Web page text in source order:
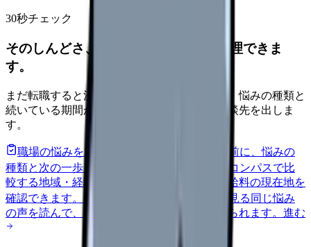
30秒チェック
そのしんどさ、転職すべきサインか整理できま
す。
まだ転職すると決めていなくても大丈夫です。悩みの種類と
続いている期間から、次に見るべき記事と相談先を出しま
す。
職場の悩みを30秒で診断
辞めるべきか迷う前に、悩みの
種類と次の一歩を整理します。
給料コンパスで比
較する地域・経験年数・施設形態から、今の給料の現在地を
確認できます。
匿名掲示板で本音を見る 同じ悩み
の声を読んで、今の職場だけの問題か確かめられます。 進む